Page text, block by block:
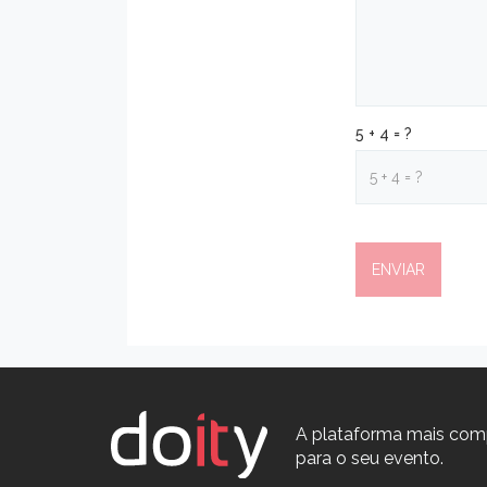
5 + 4 = ?
A plataforma mais
para o seu evento.